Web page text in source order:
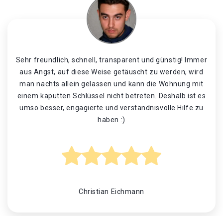
Sehr freundlich, schnell, transparent und günstig! Immer
aus Angst, auf diese Weise getäuscht zu werden, wird
man nachts allein gelassen und kann die Wohnung mit
einem kaputten Schlüssel nicht betreten. Deshalb ist es
umso besser, engagierte und verständnisvolle Hilfe zu
haben :)
Christian Eichmann